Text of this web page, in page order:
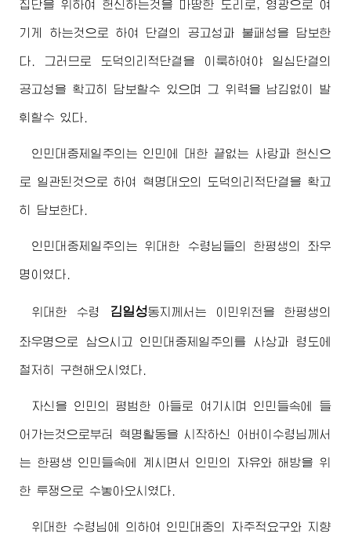
집단을 위하여 헌신하는것을 마땅한 도리로, 영광으로 여
기게 하는것으로 하여 단결의 공고성과 불패성을 담보한
다. 그러므로 도덕의리적단결을 이룩하여야 일심단결의
공고성을 확고히 담보할수 있으며 그 위력을 남김없이 발
휘할수 있다.
인민대중제일주의는 인민에 대한 끝없는 사랑과 헌신으
로 일관된것으로 하여 혁명대오의 도덕의리적단결을 확고
히 담보한다.
인민대중제일주의는위대한 수령님 들의 한평생의 좌우
명이였다.
위대한 수령 김일성동지 께서는 이민위천을 한평생의
좌우명으로 삼으시고 인민대중제일주의를 사상과 령도에
철저히 구현해오시였다.
자신을 인민의 평범한 아들로 여기시며 인민들속에 들
어가는것으로부터 혁명활동을 시작하신 어버이 수령님께서
는 한평생 인민들속에 계시면서 인민의 자유와 해방을 위
한 투쟁으로 수놓아오시였다.
위대한 수령님에 의하여 인민대중의 자주적요구와 지향